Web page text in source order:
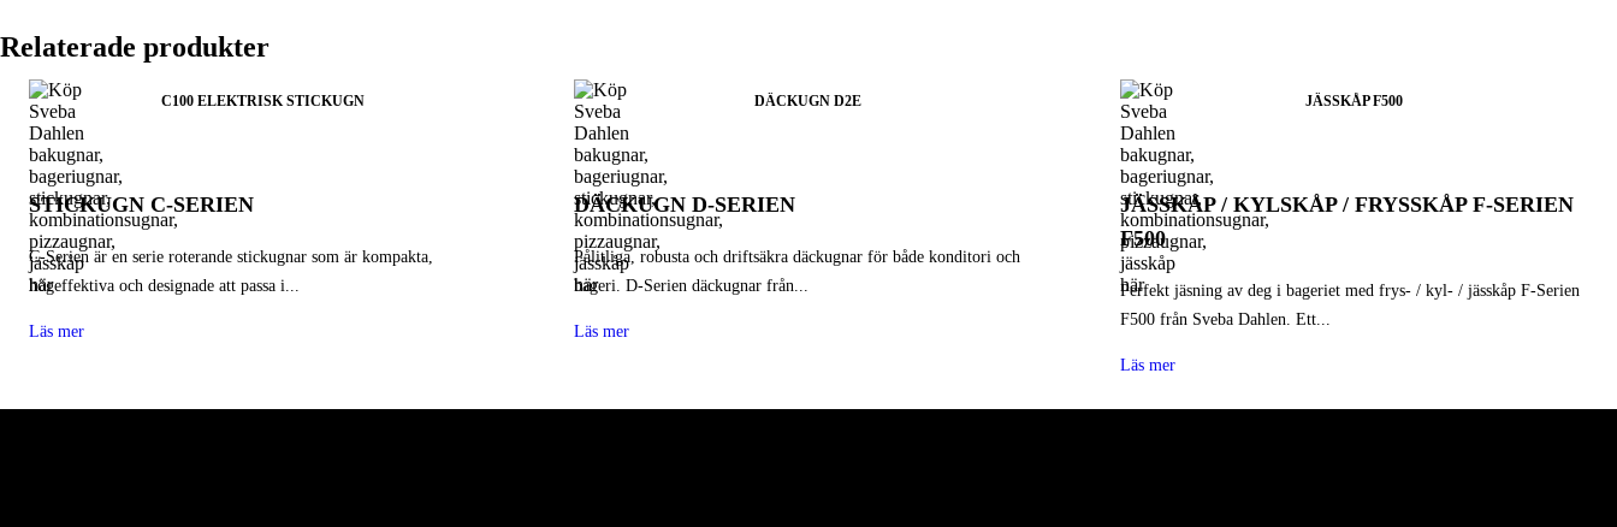
Relaterade produkter
C100 ELEKTRISK STICKUGN C101 OLJEDRIVEN / C102 GASDRIVEN STICKUGN C150 ELEKTRISK STICKUGN
STICKUGN C-SERIEN
C-Serien är en serie roterande stickugnar som är kompakta,
högeffektiva och designade att passa i...
Läs mer
DÄCKUGN D2E DÄCKUGN D3
DÄCKUGN D-SERIEN
Pålitliga, robusta och driftsäkra däckugnar för både konditori och
bageri. D-Serien däckugnar från...
Läs mer
JÄSSKÅP F500
JÄSSKÅP / KYLSKÅP / FRYSSKÅP F-SERIEN
F500
Perfekt jäsning av deg i bageriet med frys- / kyl- / jässkåp F-Serien
F500 från Sveba Dahlen. Ett...
Läs mer